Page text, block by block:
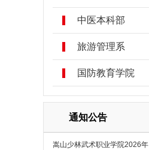
中医本科部
旅游管理系
国防教育学院
通知公告
嵩山少林武术职业学院2026年